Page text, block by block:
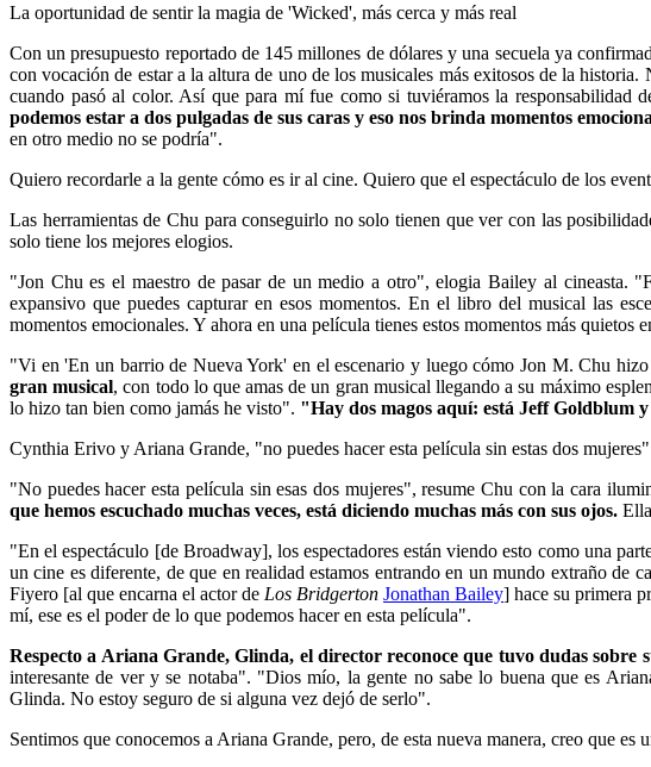
La oportunidad de sentir la magia de 'Wicked', más cerca y más real
Con un presupuesto reportado de 145 millones de dólares y una secuela ya
con vocación de estar a la altura de uno de los musicales más exitosos de la historia.
cuando pasó al color. Así que para mí fue como si tuviéramos la responsabilidad
podemos estar a dos pulgadas de sus caras y eso nos brinda momentos
en otro medio no se podría".
Quiero recordarle a la gente cómo es ir al cine. Quiero que el espectáculo de los
Las herramientas de Chu para conseguirlo no solo tienen que ver con las
solo tiene los mejores elogios.
"Jon Chu es el maestro de pasar de un medio a otro", elogia Bailey al cineasta.
expansivo que puedes capturar en esos momentos. En el libro del musical las
momentos emocionales. Y ahora en una película tienes estos momentos más quietos
"Vi en 'En un barrio de Nueva York' en el escenario y luego cómo Jon M. Chu
gran musical, con todo lo que amas de un gran musical llegando a su máximo
lo hizo tan bien como jamás he visto". "Hay dos magos aquí: está Jeff Goldblum
Cynthia Erivo y Ariana Grande, "no puedes hacer esta película sin estas dos mujeres"
"No puedes hacer esta película sin esas dos mujeres", resume Chu con la cara
que hemos escuchado muchas veces, está diciendo muchas más con sus ojos.
"En el espectáculo [de Broadway], los espectadores están viendo esto como una
un cine es diferente, de que en realidad estamos entrando en un mundo extraño
Fiyero [al que encarna el actor de Los Bridgerton Jonathan Bailey] hace su primera
mí, ese es el poder de lo que podemos hacer en esta película".
Respecto a Ariana Grande, Glinda, el director reconoce que tuvo dudas sobre
interesante de ver y se notaba". "Dios mío, la gente no sabe lo buena que es
Glinda. No estoy seguro de si alguna vez dejó de serlo".
Sentimos que conocemos a Ariana Grande, pero, de esta nueva manera, creo que